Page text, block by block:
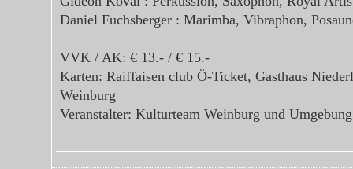
Daniel Fuchsberger : Marimba, Vibraphon,
VVK / AK: € 13.- / € 15.-
Karten: Raiffaisen club Ö-Ticket, Gasthaus
Weinburg
Veranstalter: Kulturteam Weinburg und Umgebung